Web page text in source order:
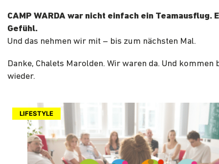
CAMP WARDA war nicht einfach ein Teamausflug.
Gefühl.
Und das nehmen wir mit – bis zum nächsten Mal.
Danke, Chalets Marolden. Wir waren da. Und kommen
wieder.
LIFESTYLE